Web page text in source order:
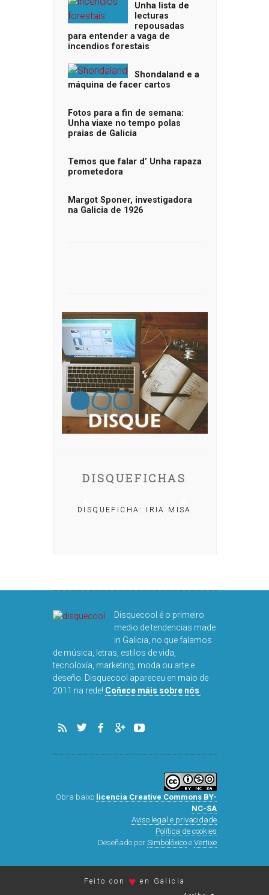
Unha lista de
lecturas
repousadas
para entender a vaga de
incendios forestais
Shondaland e a
máquina de facer cartos
Fotos para a fin de semana:
Unha viaxe no tempo polas
praias de Galicia
Temos que falar d’ Unha rapaza
prometedora
Margot Sponer, investigadora
na Galicia de 1926
DISQUEFICHAS
DISQUEFICHA: IRIA MISA
Disquecool é o primeiro
medio de tendencias made
in Galicia, no que falamos
de música, letras, estilos de vida,
tecnoloxía, marketing, moda ou arte e
deseño. Disquecool apareceu en maio de
2011 na rede! Coñece máis sobre nós
Obra baixo licencia Creative Commons BY-
NC-SA
Aviso legal e privacidade
Política de cookies
Deseñado por Simbolóxicoe Vertixe
Feito con ♥ en Galicia